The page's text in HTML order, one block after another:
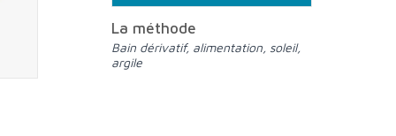
La méthode
Bain dérivatif, alimentation, soleil,
argile